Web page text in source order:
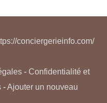
conciergerieinfo.com/
- Confidentialité et
-Ajouter un nouveau